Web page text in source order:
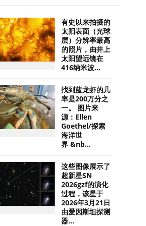
有史以来拍摄的
太阳表面（光球
层）分辨率最高
的照片，由井上
太阳望远镜在
416纳米波...
找到蓝龙虾的几
率是200万分之
一。 图片来
源：Ellen
Goethel/探索
海洋世
界 &nb...
这些图像展示了
超新星SN
2026gzf的演化
过程，该星于
2026年3月21日
由爱因斯坦探测
器...